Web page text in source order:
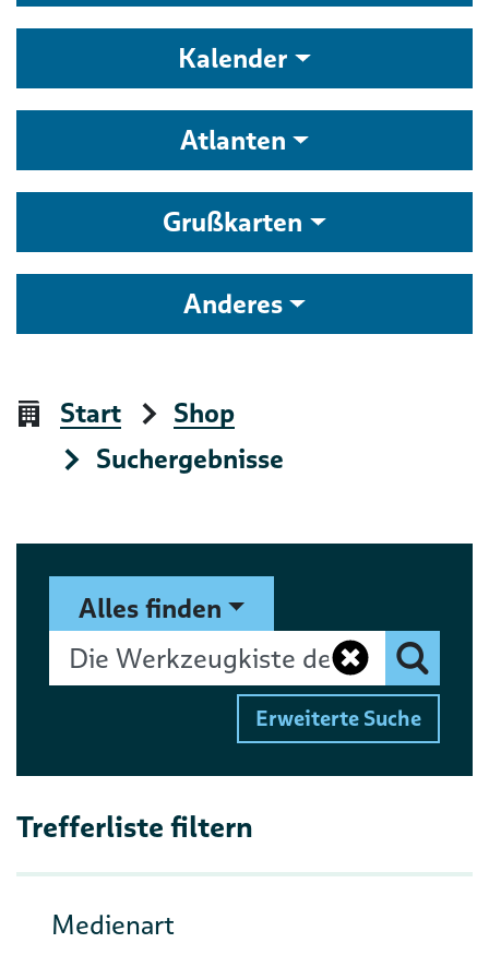
Kalender
Atlanten
Grußkarten
Anderes
Start
Shop
Suchergebnisse
Suchformular
Alles finden
Suchbegriff
Eingaben
Finden
Erweiterte Suche
Trefferliste filtern
Medienart